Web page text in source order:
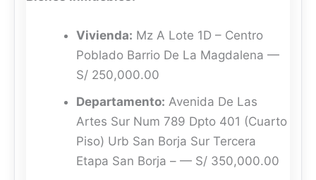
Vivienda: Mz A Lote 1D – Centro
Poblado Barrio De La Magdalena —
S/ 250,000.00
Departamento: Avenida De Las
Artes Sur Num 789 Dpto 401 (Cuarto
Piso) Urb San Borja Sur Tercera
Etapa San Borja – — S/ 350,000.00